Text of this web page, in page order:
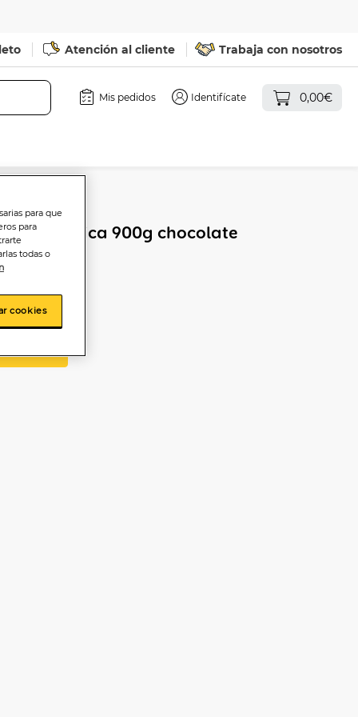
Atención al cliente Trabaja con nosotros
Mis pedidos Identifícate 0,00€
Proteica 900g chocolate
para que
para
todas o
cookies